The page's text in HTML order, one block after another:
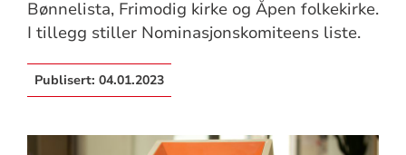
Bønnelista, Frimodig kirke og Åpen folkekirke.
I tillegg stiller Nominasjonskomiteens liste.
Publisert: 04.01.2023